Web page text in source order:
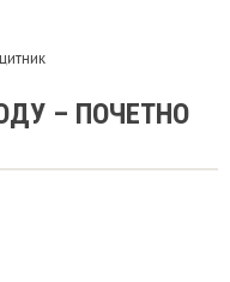
– ПОЧЕТНО